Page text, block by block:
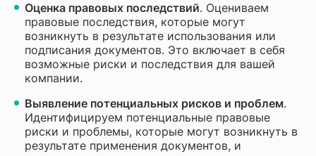
Оценка правовых последствий. Оцениваем
правовые последствия, которые могут
возникнуть в результате использования или
подписания документов. Это включает в себя
возможные риски и последствия для вашей
компании.
Выявление потенциальных рисков и проблем.
Идентифицируем потенциальные правовые
риски и проблемы, которые могут возникнуть в
результате применения документов, и